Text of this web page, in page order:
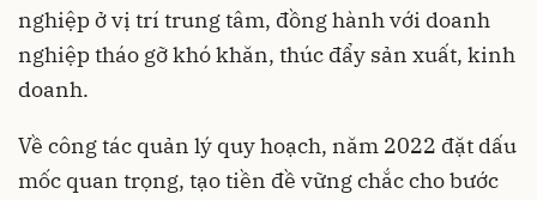
nghiệp ở vị trí trung tâm, đồng hành với doanh
nghiệp tháo gỡ khó khăn, thúc đẩy sản xuất, kinh
doanh.
Về công tác quản lý quy hoạch, năm 2022 đặt dấu
mốc quan trọng, tạo tiền đề vững chắc cho bước